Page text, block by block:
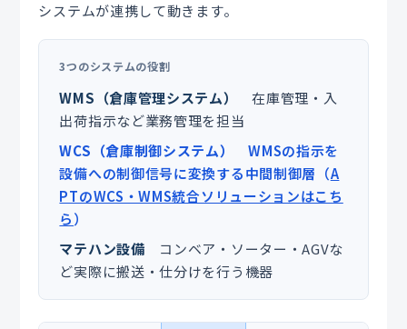
システムが連携して動きます。
3つのシステムの役割
WMS（倉庫管理システム）
在庫管理・入
出荷指示など業務管理を担当
WCS（倉庫制御システム）
WMSの指示を
設備への制御信号に変換する中間制御層（A
PTのWCS・WMS統合ソリューションはこち
ら）
マテハン設備 コンベア・ソーター・AGVな
ど実際に搬送・仕分けを行う機器